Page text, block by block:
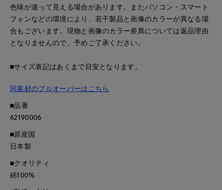
色味が違って見える場合があります。またパソコン・スマート
フォンなどの環境により、若干製品と画像のカラーが異なる場
合もございます。現物と画像のカラー差異については返品理由
となりませんので、予めご了承ください。
■サイズ表記はあくまで目安となります。
同素材のプルオーバーはこちら
■品番
62190006
■原産国
日本製
■クオリティ
綿100%